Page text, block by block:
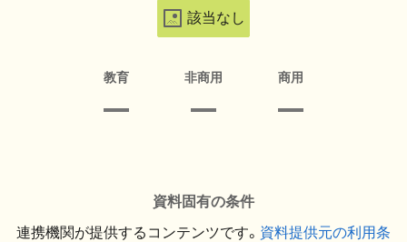
該当なし
教育 非商用 商用
資料固有の条件
連携機関が提供するコンテンツです。 資料提供元の利用条